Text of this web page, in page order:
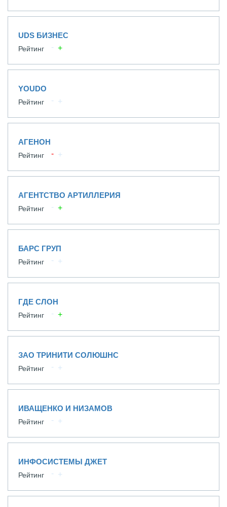
UDS БИЗНЕС
Рейтинг
YOUDO
Рейтинг
АГЕНОН
Рейтинг
АГЕНТСТВО АРТИЛЛЕРИЯ
Рейтинг
БАРС ГРУП
Рейтинг
ГДЕ СЛОН
Рейтинг
ЗАО ТРИНИТИ СОЛЮШНС
Рейтинг
ИВАЩЕНКО И НИЗАМОВ
Рейтинг
ИНФОСИСТЕМЫ ДЖЕТ
Рейтинг